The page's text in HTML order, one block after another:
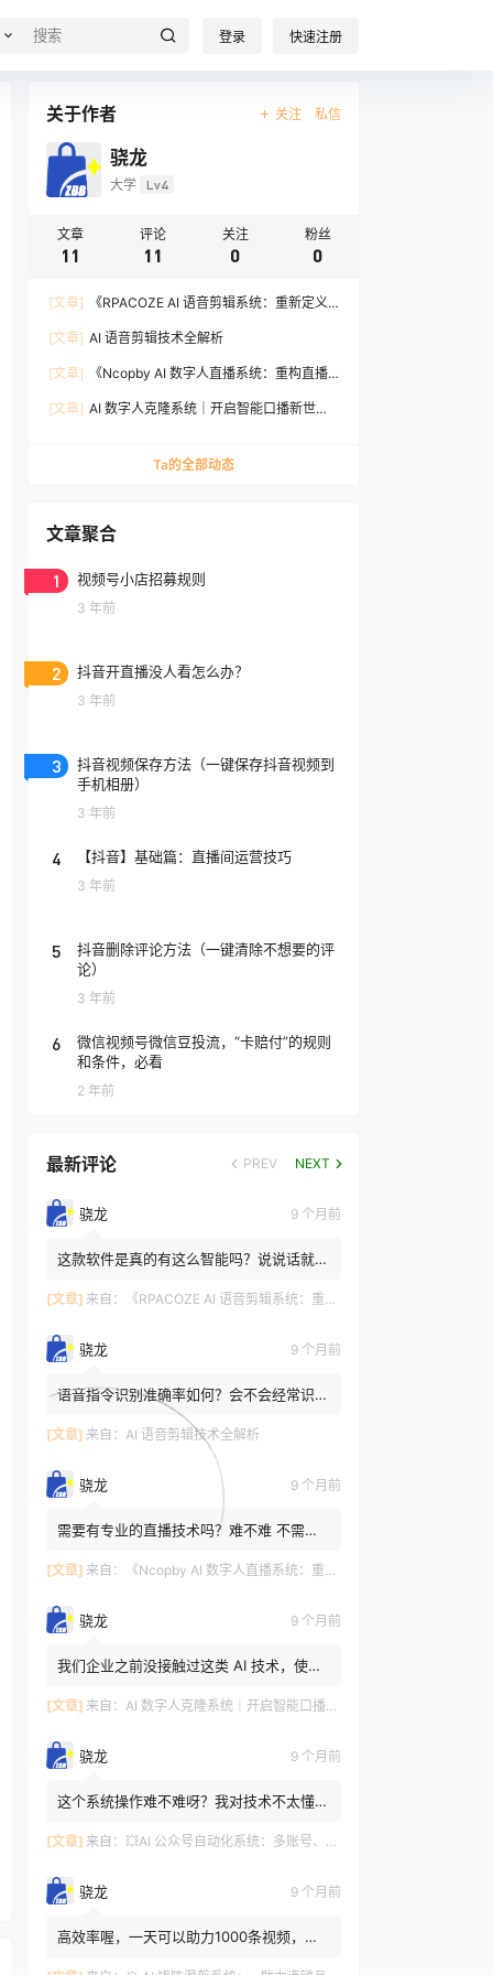
登录 快速注册
关于作者 关注 私信
骁龙
大学 Lv4
文章
11
评论
11
关注
0
粉丝
0
[文章]
《RPACOZE AI 语音剪辑系统：重新定义
[文章] AI 语音剪辑技术全解析
[文章]
《Ncopby AI 数字人直播系统：重构直播
[文章] AI 数字人克隆系统｜开启智能口播新世代
Ta的全部动态
文章聚合
1 视频号小店招募规则
3 年前
2 抖音开直播没人看怎么办？
3 年前
3
抖音视频保存方法（一键保存抖音视频到
手机相册）
3 年前
4 【抖音】基础篇：直播间运营技巧
3 年前
5
抖音删除评论方法（一键清除不想要的评
论）
3 年前
6
微信视频号微信豆投流，“卡赔付”的规则
和条件，必看
2 年前
最新评论 PREV NEXT
骁龙 9 个月前
这款软件是真的有这么智能吗？说说话就能
这些功能是基于前沿 AI ...
[文章] 来自： 《RPACOZE AI 语音剪辑系统：重新定义视频创作的智能革命》
骁龙 9 个月前
语音指令识别准确率如何？会不会经常识别
错误？ AI语音剪辑主流产品的识别准确率
可达到 98% 以上。像图...
[文章] 来自： AI 语音剪辑技术全解析
骁龙 9 个月前
需要有专业的直播技术吗？难不难 不需要
性化，操作简单易上手。...
[文章] 来自： 《Ncopby AI 数字人直播系统：重构直播生态的一站式智能解决方案》
骁龙 9 个月前
我们企业之前没接触过这类 AI 技术，使用
请技术人员吗？ 😊😎完全...
[文章] 来自： AI 数字人克隆系统｜开启智能口播新世代🔮
骁龙 9 个月前
这个系统操作难不难呀？我对技术不太懂，
的操作界面设计得特别简...
[文章] 来自： 💥AI 公众号自动化系统：多账号、智能创作、全平台发布一站式搞定💥
骁龙 9 个月前
高效率喔，一天可以助力1000条视频，中